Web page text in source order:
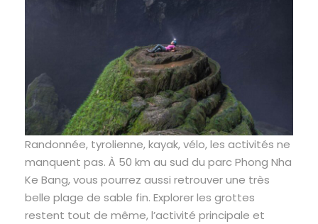
Randonnée, tyrolienne, kayak, vélo, les activités ne
manquent pas. À 50 km au sud du parc Phong Nha
Ke Bang, vous pourrez aussi retrouver une très
belle plage de sable fin. Explorer les grottes
restent tout de même, l’activité principale et